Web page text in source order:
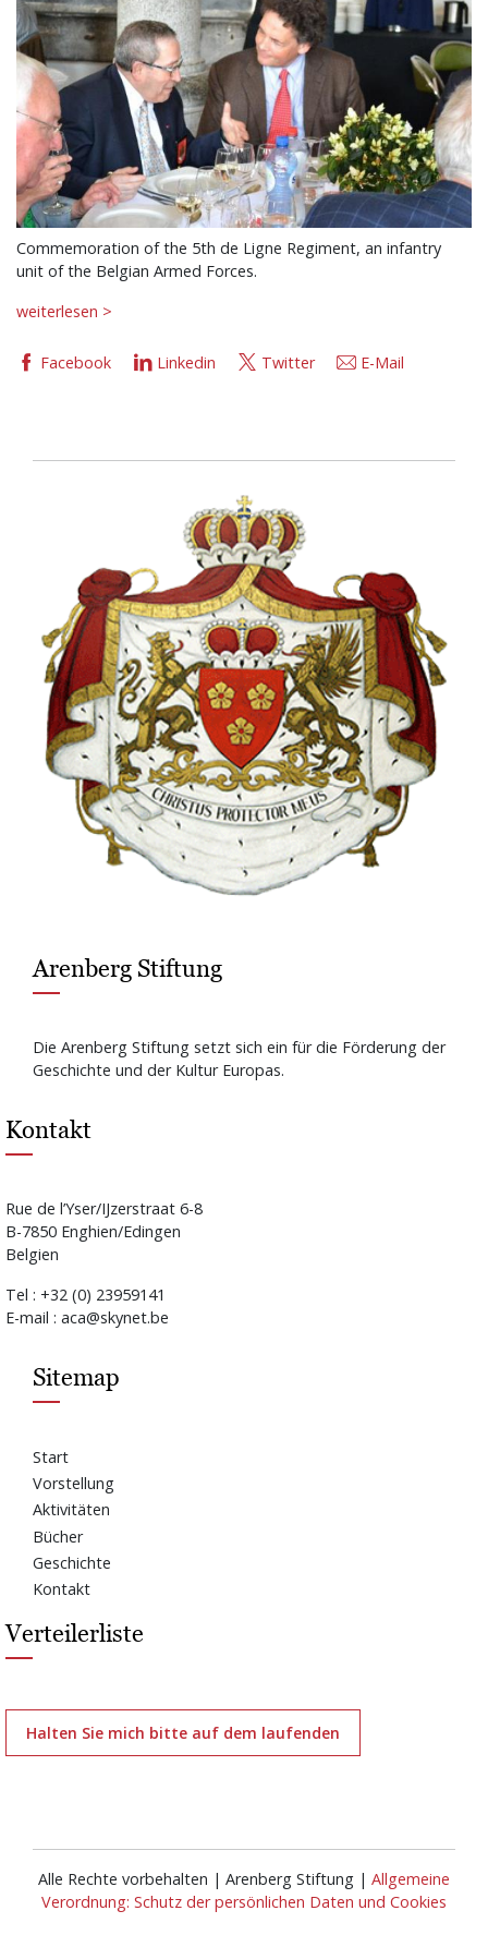
Commemoration of the 5th de Ligne Regiment, an infantry
unit of the Belgian Armed Forces.
weiterlesen >
Facebook Linkedin Twitter E-Mail
Arenberg Stiftung
Die Arenberg Stiftung setzt sich ein für die Förderung der
Geschichte und der Kultur Europas.
Kontakt
Rue de l’Yser/IJzerstraat 6-8
B-7850 Enghien/Edingen
Belgien
Tel : +32 (0) 23959141
E-mail : aca@skynet.be
Sitemap
Start
Vorstellung
Aktivitäten
Bücher
Geschichte
Kontakt
Verteilerliste
Halten Sie mich bitte auf dem laufenden
Alle Rechte vorbehalten | Arenberg Stiftung | Allgemeine
Verordnung: Schutz der persönlichen Daten und Cookies